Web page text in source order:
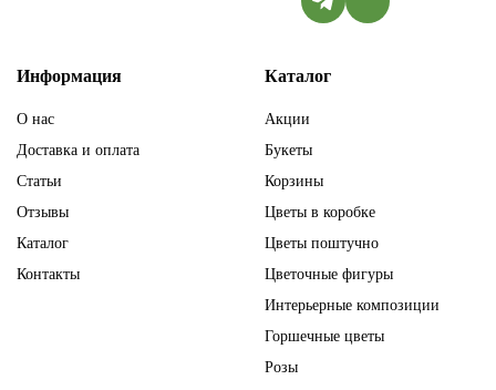
Информация
О нас
Доставка и оплата
Статьи
Отзывы
Каталог
Контакты
Каталог
Акции
Букеты
Корзины
Цветы в коробке
Цветы поштучно
Цветочные фигуры
Интерьерные композиции
Горшечные цветы
Розы